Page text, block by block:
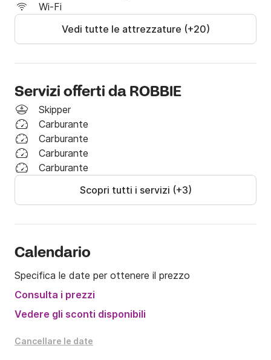
Che vogliate rilassarvi al sole, nuotare in acque
cristalline o godervi una crociera elegante con gli
amici, il Giannetti 45 offre il perfetto equilibrio tra
lusso e sportività.
⚓ Partenza da Napoli:
Tour disponibili (costi carburante esclusi):
• Tour di Capri – €950
• Tour della Costiera Amalfitana – €1100
• Tour di Capri e Costiera Amalfitana – €1350
• Tour di Ischia – €1400
Prenota ora e goditi un'indimenticabile giornata in
Wi-Fi
Vedi tutte le attrezzature (+20)
Servizi offerti da ROBBIE
Skipper
Carburante
Carburante
Carburante
Carburante
Scopri tutti i servizi (+3)
Calendario
Specifica le date per ottenere il prezzo
Consulta i prezzi
Vedere gli sconti disponibili
Cancellare le date